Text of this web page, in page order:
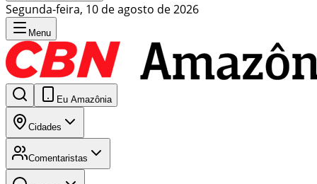
Segunda-feira, 10 de agosto de 2026
Menu
Eu Amazônia
Cidades
Comentaristas